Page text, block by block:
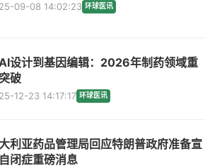
09-08 14:02:23 环球医讯
设计到基因编辑：2026年制药领域重
破
12-23 14:17:17 环球医讯
利亚药品管理局回应特朗普政府准备宣
闭症重磅消息